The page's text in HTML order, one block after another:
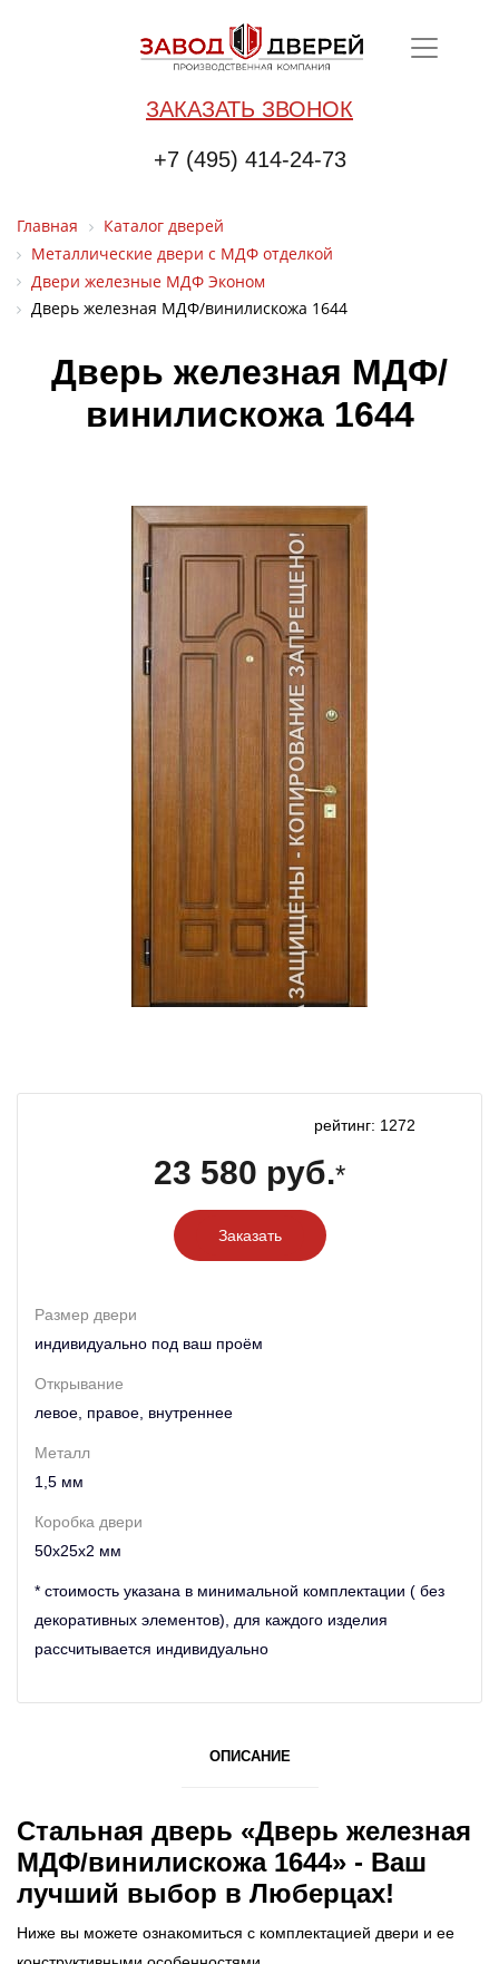
ЗАКАЗАТЬ ЗВОНОК
+7 (495) 414-24-73
Главная
Каталог дверей
Металлические двери с МДФ отделкой
Двери железные МДФ Эконом
Дверь железная МДФ/винилискожа 1644
Дверь железная МДФ/
винилискожа 1644
рейтинг: 1272
23 580 руб.*
Заказать
Размер двери
индивидуально под ваш проём
Открывание
левое, правое, внутреннее
Металл
1,5 мм
Коробка двери
50х25х2 мм
* стоимость указана в минимальной комплектации ( без
декоративных элементов), для каждого изделия
рассчитывается индивидуально
ОПИСАНИЕ
Стальная дверь «Дверь железная
МДФ/винилискожа 1644» - Ваш
лучший выбор в Люберцах!
Ниже вы можете ознакомиться с комплектацией двери и ее